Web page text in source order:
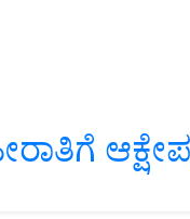
ಆಕ್ಷೇಪ;